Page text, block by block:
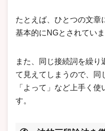
たとえば、ひとつの文章
基本的にNGとされていま
また、同じ接続詞を繰り
て見えてしまうので、同
「よって」など上手く
す。